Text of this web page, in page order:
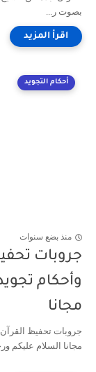
بصوت ر...
أحكام التجويد
منذ بضع سنوات
جروبات
وأحكام
مجانا
جروبات تحفيظ القرآن
مجانا السلام عليكم